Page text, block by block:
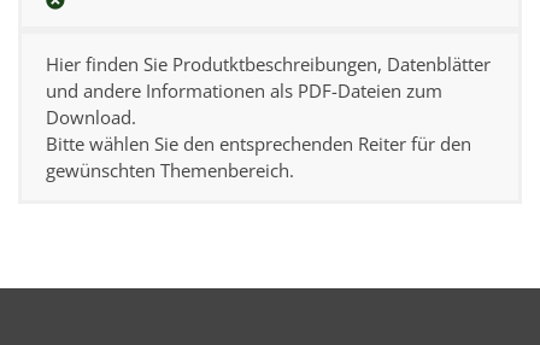
Hier finden Sie Produtktbeschreibungen, Datenblätter
und andere Informationen als PDF-Dateien zum
Download.
Bitte wählen Sie den entsprechenden Reiter für den
gewünschten Themenbereich.